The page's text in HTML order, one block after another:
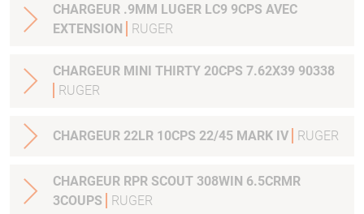
CHARGEUR .9MM LUGER LC9 9CPS AVEC
EXTENSION
RUGER
CHARGEUR MINI THIRTY 20CPS 7.62X39 90338
RUGER
CHARGEUR 22LR 10CPS 22/45 MARK IV RUGER
CHARGEUR RPR SCOUT 308WIN 6.5CRMR
3COUPS
RUGER